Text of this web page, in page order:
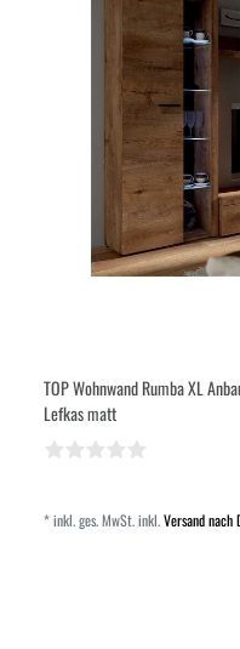
TOP Wohnwand Rumba XL
Lefkas matt
*inkl. ges. MwSt.inkl.Versand nach